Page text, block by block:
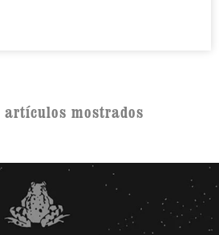
artículos mostrados